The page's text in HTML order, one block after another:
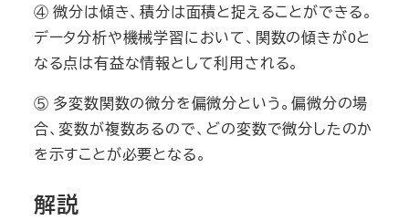
④ 微分は傾き、積分は面積と捉えることができる。
データ分析や機械学習において、関数の傾きが0と
なる点は有益な情報として利用される。
⑤ 多変数関数の微分を偏微分という。偏微分の場
合、変数が複数あるので、どの変数で微分したのか
を示すことが必要となる。
解説